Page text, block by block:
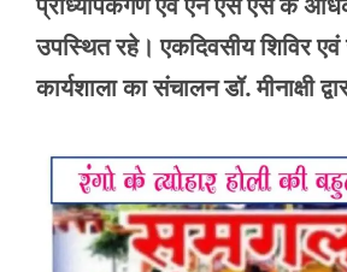
प्राध्यापकगण एवं एन एस एस के
उपस्थित रहे। एकदिवसीय शिविर
कार्यशाला का संचालन डॉ. मीनाक्षी